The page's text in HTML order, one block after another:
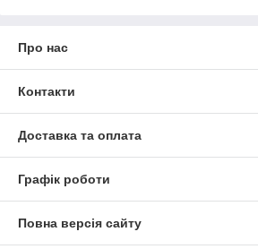
Про нас
Контакти
Доставка та оплата
Графік роботи
Повна версія сайту